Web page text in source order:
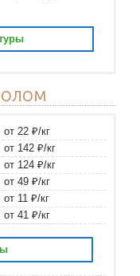
от 22 ₽/кг
от 142 ₽/кг
от 124 ₽/кг
от 49 ₽/кг
от 11 ₽/кг
от 41 ₽/кг